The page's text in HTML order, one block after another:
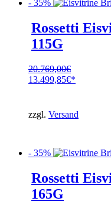
- 35%
Rossetti
115G
20.769,00€
Ursprünglicher
20.769,00€
13.499,85€
ist:
13.499,85€.
zzgl. Versand
- 35%
Rossetti
165G